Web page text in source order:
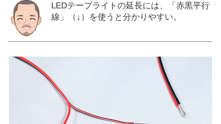
LEDテープライトの延長には、「赤黒平行
線」（↓）を使うと分かりやすい。